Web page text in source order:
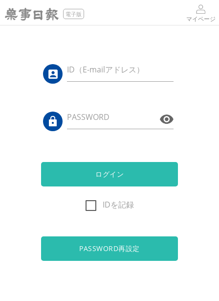
電子版
マイページ
ID（E-mailアドレス）
PASSWORD
ログイン
IDを記録
PASSWORD再設定